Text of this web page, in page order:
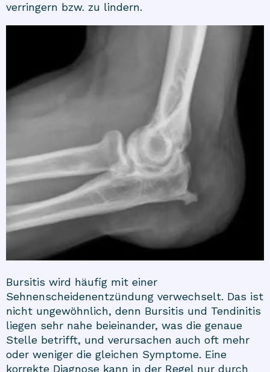
verringern bzw. zu lindern.
Bursitis wird häufig mit einer
Sehnenscheidenentzündung verwechselt. Das ist
nicht ungewöhnlich, denn Bursitis und Tendinitis
liegen sehr nahe beieinander, was die genaue
Stelle betrifft, und verursachen auch oft mehr
oder weniger die gleichen Symptome. Eine
korrekte Diagnose kann in der Regel nur durch